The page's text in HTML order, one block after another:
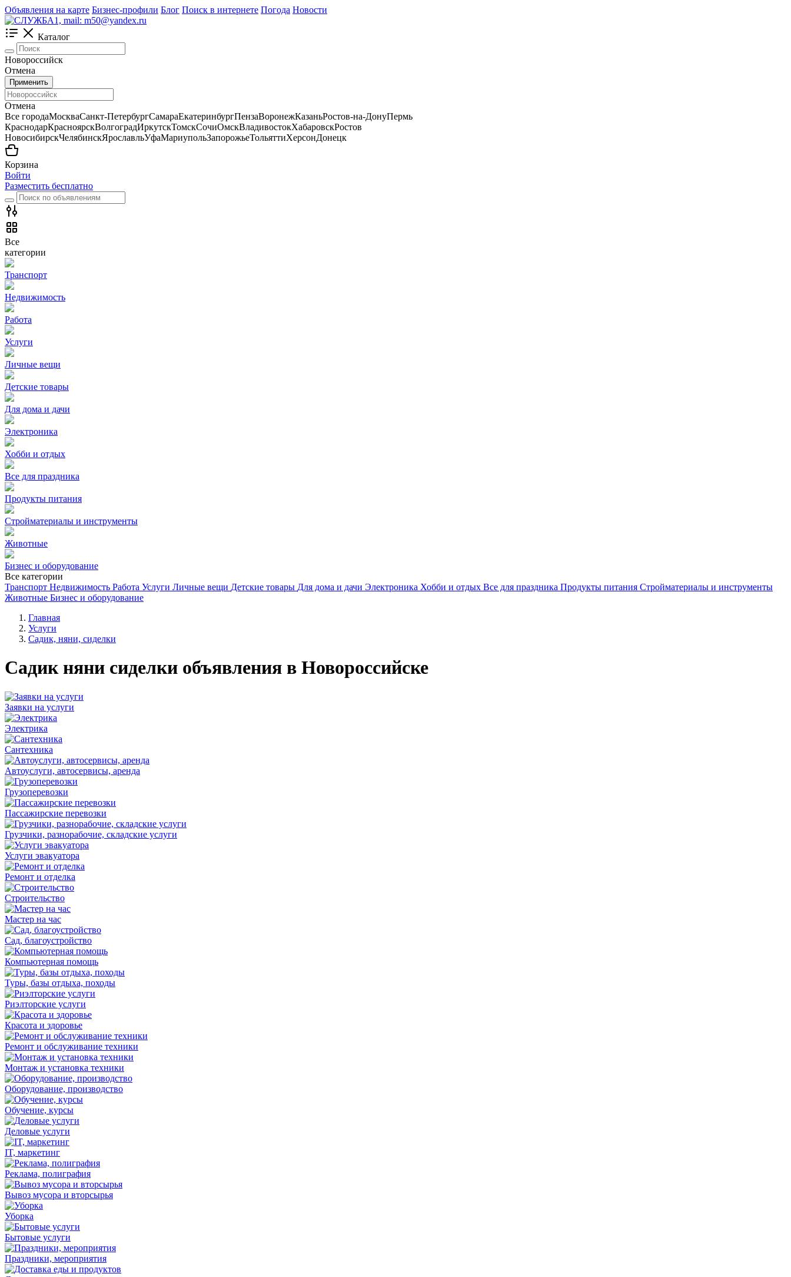
Объявления на карте Бизнес-профили Блог Поиск в интернете Погода Новости
Каталог
Новороссийск
Отмена
Применить
Отмена
Все городаМоскваСанкт-ПетербургСамараЕкатеринбургПензаВоронежКазаньРостов-на-ДонуПермь
КраснодарКрасноярскВолгоградИркутскТомскСочиОмскВладивостокХабаровскРостов
НовосибирскЧелябинскЯрославльУфаМариупольЗапорожьеТольяттиХерсонДонецк
Корзина
Войти
Разместить бесплатно
Все
категории
Транспорт
Недвижимость
Работа
Услуги
Личные вещи
Детские товары
Для дома и дачи
Электроника
Хобби и отдых
Все для праздника
Продукты питания
Стройматериалы и инструменты
Животные
Бизнес и оборудование
Все категории
Транспорт Недвижимость Работа Услуги Личные вещи Детские товары Для дома и дачи Электроника Хобби и отдых Все для праздника Продукты питания Стройматериалы и инструменты
Животные Бизнес и оборудование
Главная
Услуги
Садик, няни, сиделки
Садик няни сиделки объявления в Новороссийске
Заявки на услуги
Электрика
Сантехника
Автоуслуги, автосервисы, аренда
Грузоперевозки
Пассажирские перевозки
Грузчики, разнорабочие, складские услуги
Услуги эвакуатора
Ремонт и отделка
Строительство
Мастер на час
Сад, благоустройство
Компьютерная помощь
Туры, базы отдыха, походы
Риэлторские услуги
Красота и здоровье
Ремонт и обслуживание техники
Монтаж и установка техники
Оборудование, производство
Обучение, курсы
Деловые услуги
IT, маркетинг
Реклама, полиграфия
Вывоз мусора и вторсырья
Уборка
Бытовые услуги
Праздники, мероприятия